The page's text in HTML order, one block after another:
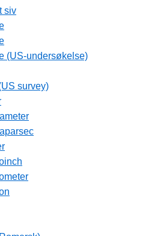
siv
(US-undersøkelse)
survey)